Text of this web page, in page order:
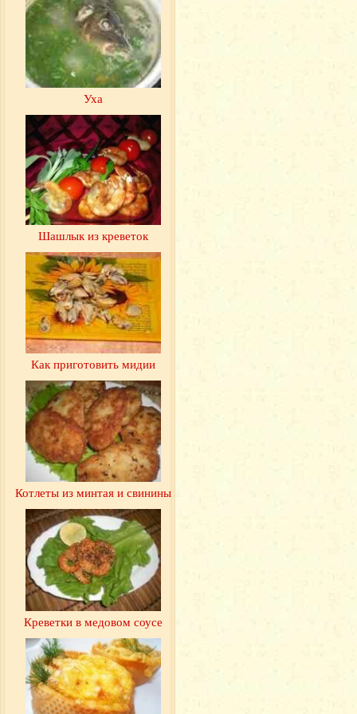
Уха
Шашлык из креветок
Как приготовить мидии
Котлеты из минтая и свинины
Креветки в медовом соусе